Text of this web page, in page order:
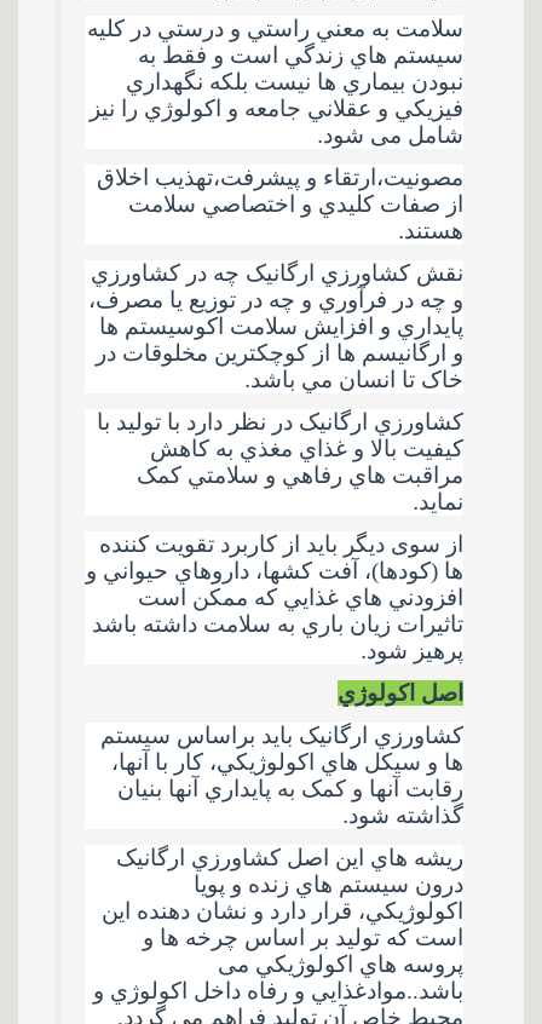
سلامت به معني راستي و درستي در کليه
سيستم هاي زندگي است و فقط به
نبودن بيماري ها نيست بلکه نگهداري
فيزيکي و عقلاني جامعه و اکولوژي را نیز
شامل می شود.
مصونيت،ارتقاء و پيشرفت،تهذيب اخلاق
از صفات کليدي و اختصاصي سلامت
هستند.
نقش کشاورزي ارگانيک چه در کشاورزي
و چه در فرآوري و چه در توزيع يا مصرف،
پايداري و افزايش سلامت اکوسيستم ها
و ارگانيسم ها از کوچکترين مخلوقات در
خاک تا انسان مي باشد.
کشاورزي ارگانيک در نظر دارد با توليد با
کيفيت بالا و غذاي مغذي به کاهش
مراقبت هاي رفاهي و سلامتي کمک
نمايد.
از سوی ديگر باید از کاربرد تقويت کننده
ها (کودها)، آفت کشها، داروهاي حيواني و
افزودني هاي غذايي که ممکن است
تاثيرات زيان باري به سلامت داشته باشد
پرهيز شود.
اصل اکولوژي
کشاورزي ارگانيک باید براساس سيستم
ها و سيکل هاي اکولوژيکي، کار با آنها،
رقابت آنها و کمک به پايداري آنها بنيان
گذاشته شود.
ريشه هاي اين اصل کشاورزي ارگانيک
درون سيستم هاي زنده و پویا
اکولوژيکي، قرار دارد و نشان دهنده اين
است که توليد بر اساس چرخه ها و
پروسه هاي اکولوژيکي می
باشد..موادغذايي و رفاه داخل اکولوژي و
محيط خاص آن توليد فراهم می گردد.